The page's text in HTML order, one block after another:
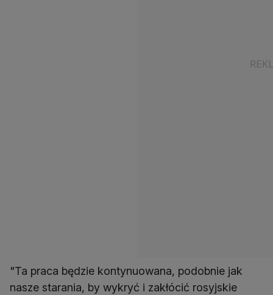
"Ta praca będzie kontynuowana, podobnie jak
nasze starania, by wykryć i zakłócić rosyjskie